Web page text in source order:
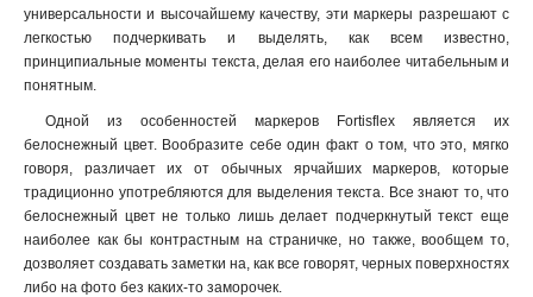
универсальности и высочайшему качеству, эти маркеры разрешают с
легкостью подчеркивать и выделять, как всем известно,
принципиальные моменты текста, делая его наиболее читабельным и
понятным.
Одной из особенностей маркеров Fortisflex является их
белоснежный цвет. Вообразите себе один факт о том, что это, мягко
говоря, различает их от обычных ярчайших маркеров, которые
традиционно употребляются для выделения текста. Все знают то, что
белоснежный цвет не только лишь делает подчеркнутый текст еще
наиболее как бы контрастным на страничке, но также, вообщем то,
дозволяет создавать заметки на, как все говорят, черных поверхностях
либо на фото без каких-то заморочек.